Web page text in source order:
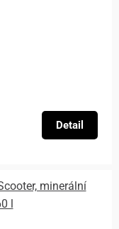
Detail
minerální
l